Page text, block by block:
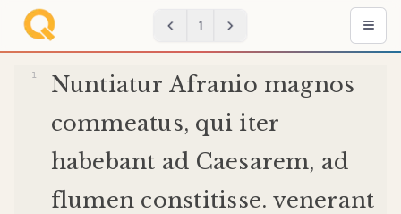
1
Nuntiatur Afranio magnos
commeatus, qui iter
habebant ad Caesarem, ad
flumen constitisse.venerant